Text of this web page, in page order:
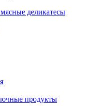
деликатесы
продукты